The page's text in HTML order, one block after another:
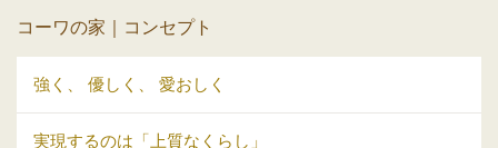
コーワの家｜コンセプト
強く、 優しく、 愛おしく
実現するのは「上質なくらし」